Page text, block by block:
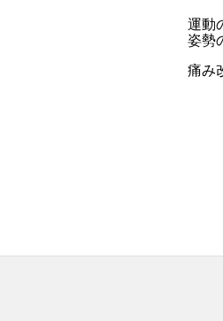
運動
姿勢
痛み